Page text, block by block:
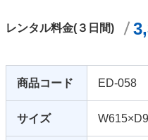
レンタル料金(３日間)
商品コード ED-058
サイズ